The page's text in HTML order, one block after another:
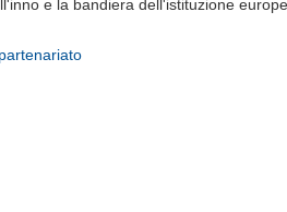
e la bandiera dell'istituzione